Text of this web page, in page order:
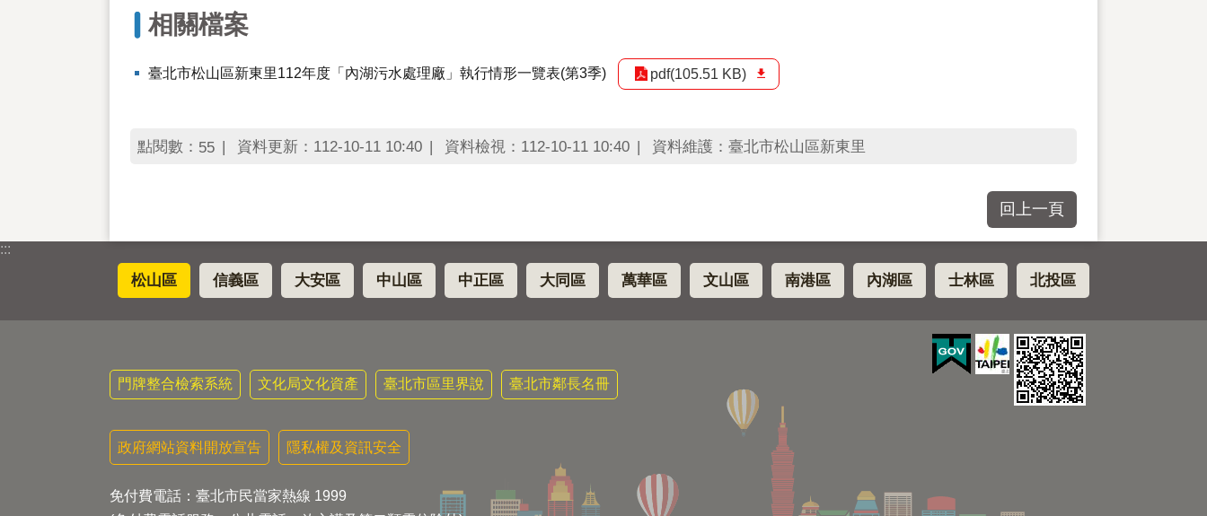
相關檔案
臺北市松山區新東里112年度「內湖污水處理廠」執行情形一覽表(第3季) pdf(105.51 KB)
點閱數： 55 資料更新：112-10-11 10:40 資料檢視：112-10-11 10:40 資料維護：臺北市松山區新東里
回上一頁
:::
松山區 信義區 大安區 中山區 中正區 大同區 萬華區 文山區 南港區 內湖區 士林區 北投區
門牌整合檢索系統 文化局文化資產 臺北市區里界說 臺北市鄰長名冊
政府網站資料開放宣告 隱私權及資訊安全
免付費電話：臺北市民當家熱線 1999